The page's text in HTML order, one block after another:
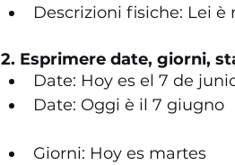
Descrizioni fisiche: Lei è
2. Esprimere date, giorni,
Date: Hoy es el 7 de
Date: Oggi è il 7 giugno
Giorni: Hoy es martes